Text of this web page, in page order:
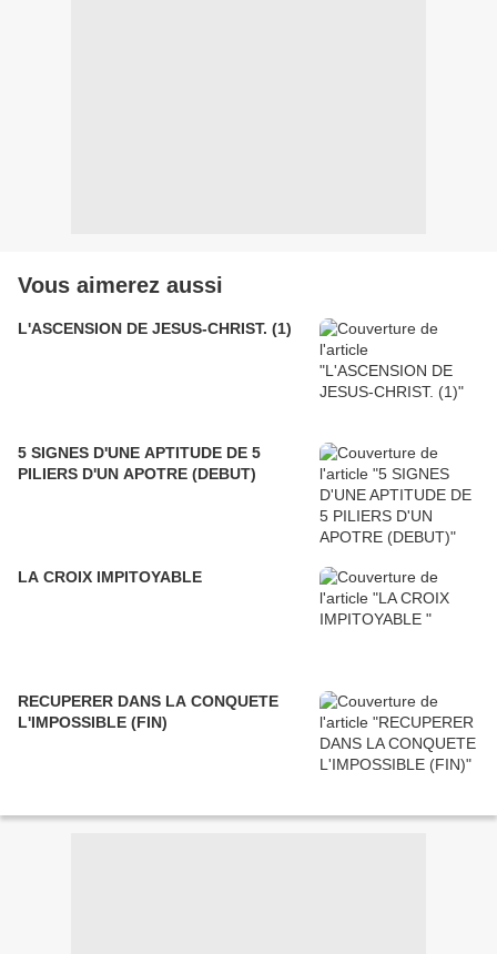
Vous aimerez aussi
L'ASCENSION DE JESUS-CHRIST. (1)
5 SIGNES D'UNE APTITUDE DE 5
PILIERS D'UN APOTRE (DEBUT)
LA CROIX IMPITOYABLE
RECUPERER DANS LA CONQUETE
L'IMPOSSIBLE (FIN)